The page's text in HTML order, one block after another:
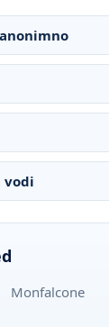
vodi
Monfalcone